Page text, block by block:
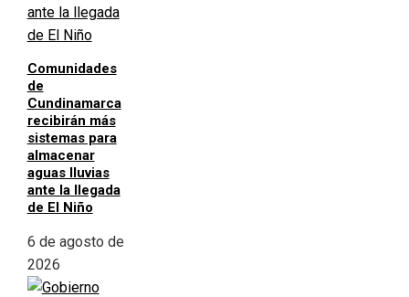
Comunidades
de
Cundinamarca
recibirán más
sistemas para
almacenar
aguas lluvias
ante la llegada
de El Niño
6 de agosto de
2026